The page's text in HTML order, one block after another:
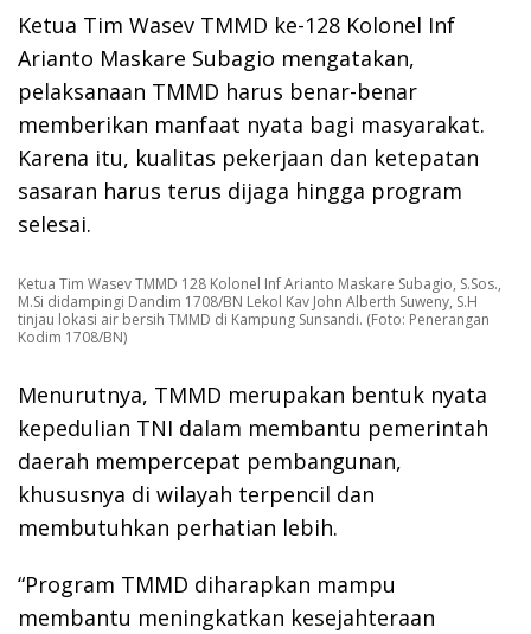
Ketua Tim Wasev TMMD ke-128 Kolonel Inf
Arianto Maskare Subagio mengatakan,
pelaksanaan TMMD harus benar-benar
memberikan manfaat nyata bagi masyarakat.
Karena itu, kualitas pekerjaan dan ketepatan
sasaran harus terus dijaga hingga program
selesai.
Ketua Tim Wasev TMMD 128 Kolonel Inf Arianto Maskare Subagio, S.Sos.,
M.Si didampingi Dandim 1708/BN Lekol Kav John Alberth Suweny, S.H
tinjau lokasi air bersih TMMD di Kampung Sunsandi. (Foto: Penerangan
Kodim 1708/BN)
Menurutnya, TMMD merupakan bentuk nyata
kepedulian TNI dalam membantu pemerintah
daerah mempercepat pembangunan,
khususnya di wilayah terpencil dan
membutuhkan perhatian lebih.
“Program TMMD diharapkan mampu
membantu meningkatkan kesejahteraan